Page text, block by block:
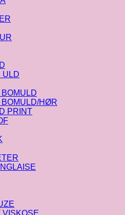
ULD
HØR
PRINT